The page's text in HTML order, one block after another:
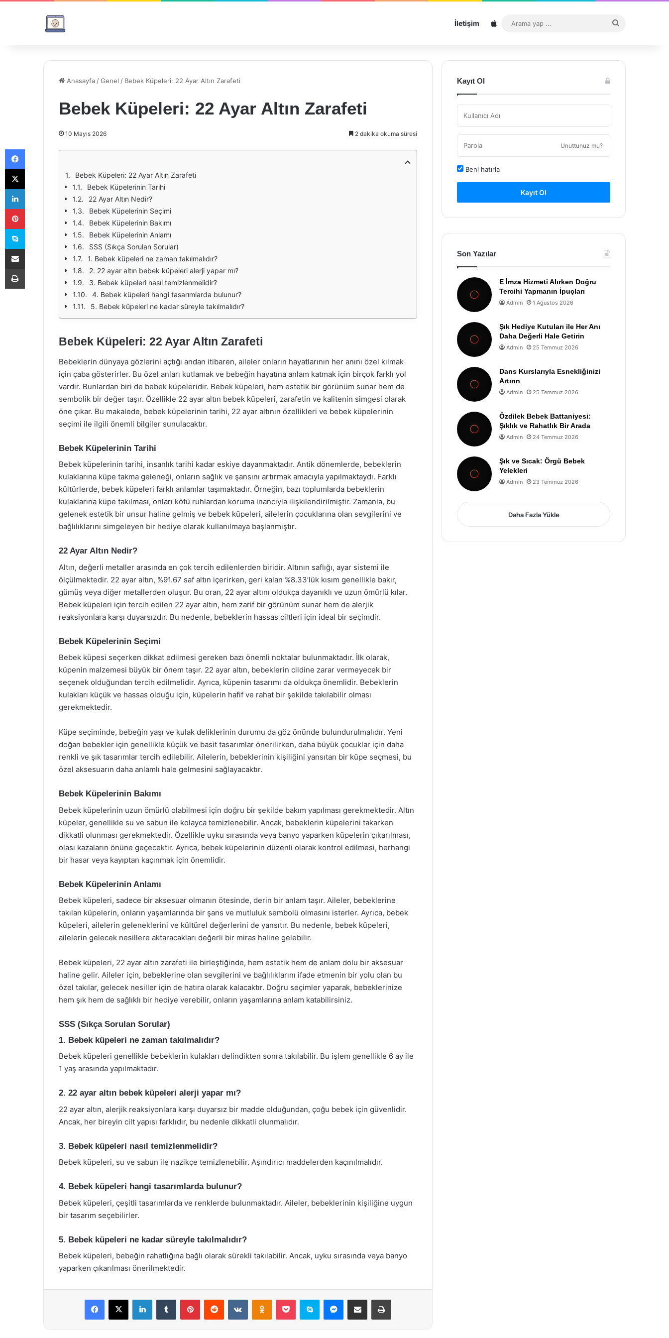
İletişim Sitemap
...
Anasayfa /Genel / Bebek Küpeleri: 22 Ayar Altın Zarafeti
Bebek Küpeleri: 22 Ayar Altın Zarafeti
10 Mayıs 2026 2 dakika okuma süresi
Bebek Küpeleri: 22 Ayar Altın Zarafeti
Bebek Küpelerinin Tarihi
22 Ayar Altın Nedir?
Bebek Küpelerinin Seçimi
Bebek Küpelerinin Bakımı
Bebek Küpelerinin Anlamı
SSS (Sıkça Sorulan Sorular)
1. Bebek küpeleri ne zaman takılmalıdır?
2. 22 ayar altın bebek küpeleri alerji yapar mı?
3. Bebek küpeleri nasıl temizlenmelidir?
4. Bebek küpeleri hangi tasarımlarda bulunur?
5. Bebek küpeleri ne kadar süreyle takılmalıdır?
Bebek Küpeleri: 22 Ayar Altın Zarafeti
Bebeklerin dünyaya gözlerini açtığı andan itibaren, aileler onların hayatlarının her anını özel kılmak
için çaba gösterirler. Bu özel anları kutlamak ve bebeğin hayatına anlam katmak için birçok farklı yol
vardır. Bunlardan biri de bebek küpeleridir. Bebek küpeleri, hem estetik bir görünüm sunar hem de
sembolik bir değer taşır. Özellikle 22 ayar altın bebek küpeleri, zarafetin ve kalitenin simgesi olarak
öne çıkar. Bu makalede, bebek küpelerinin tarihi, 22 ayar altının özellikleri ve bebek küpelerinin
seçimi ile ilgili önemli bilgiler sunulacaktır.
Bebek Küpelerinin Tarihi
Bebek küpelerinin tarihi, insanlık tarihi kadar eskiye dayanmaktadır. Antik dönemlerde, bebeklerin
kulaklarına küpe takma geleneği, onların sağlık ve şansını artırmak amacıyla yapılmaktaydı. Farklı
kültürlerde, bebek küpeleri farklı anlamlar taşımaktadır. Örneğin, bazı toplumlarda bebeklerin
kulaklarına küpe takılması, onları kötü ruhlardan koruma inancıyla ilişkilendirilmiştir. Zamanla, bu
gelenek estetik bir unsur haline gelmiş ve bebek küpeleri, ailelerin çocuklarına olan sevgilerini ve
bağlılıklarını simgeleyen bir hediye olarak kullanılmaya başlanmıştır.
22 Ayar Altın Nedir?
Altın, değerli metaller arasında en çok tercih edilenlerden biridir. Altının saflığı, ayar sistemi ile
ölçülmektedir. 22 ayar altın, %91.67 saf altın içerirken, geri kalan %8.33’lük kısım genellikle bakır,
gümüş veya diğer metallerden oluşur. Bu oran, 22 ayar altını oldukça dayanıklı ve uzun ömürlü kılar.
Bebek küpeleri için tercih edilen 22 ayar altın, hem zarif bir görünüm sunar hem de alerjik
reaksiyonlara karşı duyarsızdır. Bu nedenle, bebeklerin hassas ciltleri için ideal bir seçimdir.
Bebek Küpelerinin Seçimi
Bebek küpesi seçerken dikkat edilmesi gereken bazı önemli noktalar bulunmaktadır. İlk olarak,
küpenin malzemesi büyük bir önem taşır. 22 ayar altın, bebeklerin cildine zarar vermeyecek bir
seçenek olduğundan tercih edilmelidir. Ayrıca, küpenin tasarımı da oldukça önemlidir. Bebeklerin
kulakları küçük ve hassas olduğu için, küpelerin hafif ve rahat bir şekilde takılabilir olması
gerekmektedir.
Küpe seçiminde, bebeğin yaşı ve kulak deliklerinin durumu da göz önünde bulundurulmalıdır. Yeni
doğan bebekler için genellikle küçük ve basit tasarımlar önerilirken, daha büyük çocuklar için daha
renkli ve şık tasarımlar tercih edilebilir. Ailelerin, bebeklerinin kişiliğini yansıtan bir küpe seçmesi, bu
özel aksesuarın daha anlamlı hale gelmesini sağlayacaktır.
Bebek Küpelerinin Bakımı
Bebek küpelerinin uzun ömürlü olabilmesi için doğru bir şekilde bakım yapılması gerekmektedir. Altın
küpeler, genellikle su ve sabun ile kolayca temizlenebilir. Ancak, bebeklerin küpelerini takarken
dikkatli olunması gerekmektedir. Özellikle uyku sırasında veya banyo yaparken küpelerin çıkarılması,
olası kazaların önüne geçecektir. Ayrıca, bebek küpelerinin düzenli olarak kontrol edilmesi, herhangi
bir hasar veya kayıptan kaçınmak için önemlidir.
Bebek Küpelerinin Anlamı
Bebek küpeleri, sadece bir aksesuar olmanın ötesinde, derin bir anlam taşır. Aileler, bebeklerine
takılan küpelerin, onların yaşamlarında bir şans ve mutluluk sembolü olmasını isterler. Ayrıca, bebek
küpeleri, ailelerin geleneklerini ve kültürel değerlerini de yansıtır. Bu nedenle, bebek küpeleri,
ailelerin gelecek nesillere aktaracakları değerli bir miras haline gelebilir.
Bebek küpeleri, 22 ayar altın zarafeti ile birleştiğinde, hem estetik hem de anlam dolu bir aksesuar
haline gelir. Aileler için, bebeklerine olan sevgilerini ve bağlılıklarını ifade etmenin bir yolu olan bu
özel takılar, gelecek nesiller için de hatıra olarak kalacaktır. Doğru seçimler yaparak, bebeklerinize
hem şık hem de sağlıklı bir hediye verebilir, onların yaşamlarına anlam katabilirsiniz.
SSS (Sıkça Sorulan Sorular)
1. Bebek küpeleri ne zaman takılmalıdır?
Bebek küpeleri genellikle bebeklerin kulakları delindikten sonra takılabilir. Bu işlem genellikle 6 ay ile
1 yaş arasında yapılmaktadır.
2. 22 ayar altın bebek küpeleri alerji yapar mı?
22 ayar altın, alerjik reaksiyonlara karşı duyarsız bir madde olduğundan, çoğu bebek için güvenlidir.
Ancak, her bireyin cilt yapısı farklıdır, bu nedenle dikkatli olunmalıdır.
3. Bebek küpeleri nasıl temizlenmelidir?
Bebek küpeleri, su ve sabun ile nazikçe temizlenebilir. Aşındırıcı maddelerden kaçınılmalıdır.
4. Bebek küpeleri hangi tasarımlarda bulunur?
Bebek küpeleri, çeşitli tasarımlarda ve renklerde bulunmaktadır. Aileler, bebeklerinin kişiliğine uygun
bir tasarım seçebilirler.
5. Bebek küpeleri ne kadar süreyle takılmalıdır?
Bebek küpeleri, bebeğin rahatlığına bağlı olarak sürekli takılabilir. Ancak, uyku sırasında veya banyo
yaparken çıkarılması önerilmektedir.
Facebook
X LinkedInTumblr PinterestReddit VKontakteOdnoklassniki
Pocket Skype Messenger
E-Posta ile paylaş Yazdır
Kayıt Ol
Unuttunuz mu?
Beni hatırla
Kayıt Ol
Son Yazılar
E İmza Hizmeti Alırken Doğru
Tercihi Yapmanın İpuçları
Admin 1 Ağustos 2026
Şık Hediye Kutuları ile Her Anı
Daha Değerli Hale Getirin
Admin 25 Temmuz 2026
Dans Kurslarıyla Esnekliğinizi
Artırın
Admin 25 Temmuz 2026
Özdilek Bebek Battaniyesi:
Şıklık ve Rahatlık Bir Arada
Admin 24 Temmuz 2026
Şık ve Sıcak: Örgü Bebek
Yelekleri
Admin 23 Temmuz 2026
Daha Fazla Yükle
Facebook
X
LinkedIn
Pinterest
Skype
E-Posta ile paylaş